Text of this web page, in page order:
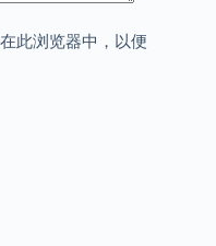
此浏览器中，以便